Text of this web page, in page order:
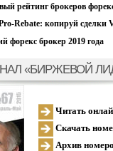
рейтинг брокеров
Rebate: копируй сделки
форекс брокер 2019 года
«БИРЖЕВОЙ
Читать
Скачать
Архив